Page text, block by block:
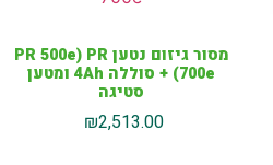
מסור גיזום נטען PR 500e) PR
700e) + סוללה 4Ah ומטען
סטיגה
₪2,513.00